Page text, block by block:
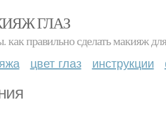
ГЛАЗ
правильно сделать макияж для
цвет глаз инструкции